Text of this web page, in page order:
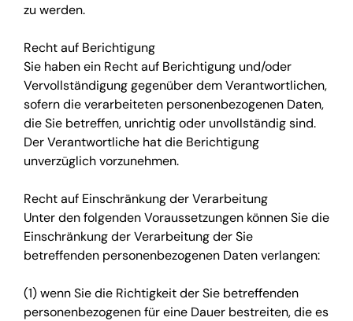
zu werden.
Recht auf Berichtigung
Sie haben ein Recht auf Berichtigung und/oder
Vervollständigung gegenüber dem Verantwortlichen,
sofern die verarbeiteten personenbezogenen Daten,
die Sie betreffen, unrichtig oder unvollständig sind.
Der Verantwortliche hat die Berichtigung
unverzüglich vorzunehmen.
Recht auf Einschränkung der Verarbeitung
Unter den folgenden Voraussetzungen können Sie die
Einschränkung der Verarbeitung der Sie
betreffenden personenbezogenen Daten verlangen:
(1) wenn Sie die Richtigkeit der Sie betreffenden
personenbezogenen für eine Dauer bestreiten, die es